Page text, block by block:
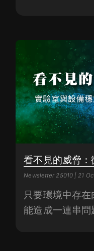
看不見的威脅：
Newsletter 25010 | 21
只要環境中存
能造成一連串問